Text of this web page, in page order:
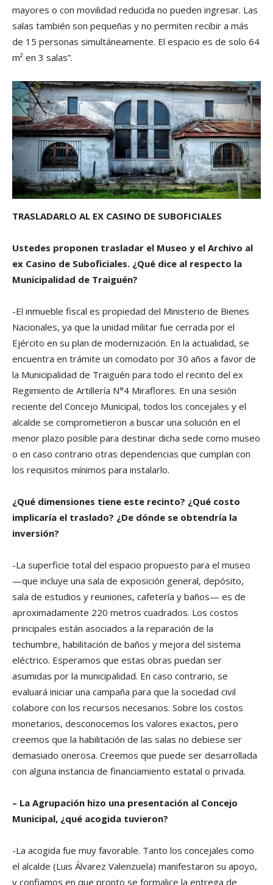
mayores o con movilidad reducida no pueden ingresar. Las
salas también son pequeñas y no permiten recibir a más
de 15 personas simultáneamente. El espacio es de solo 64
m² en 3 salas”.
TRASLADARLO AL EX CASINO DE SUBOFICIALES
Ustedes proponen trasladar el Museo y el Archivo al
ex Casino de Suboficiales. ¿Qué dice al respecto la
Municipalidad de Traiguén?
-El inmueble fiscal es propiedad del Ministerio de Bienes
Nacionales, ya que la unidad militar fue cerrada por el
Ejército en su plan de modernización. En la actualidad, se
encuentra en trámite un comodato por 30 años a favor de
la Municipalidad de Traiguén para todo el recinto del ex
Regimiento de Artillería N°4 Miraflores. En una sesión
reciente del Concejo Municipal, todos los concejales y el
alcalde se comprometieron a buscar una solución en el
menor plazo posible para destinar dicha sede como museo
o en caso contrario otras dependencias que cumplan con
los requisitos mínimos para instalarlo.
¿Qué dimensiones tiene este recinto? ¿Qué costo
implicaría el traslado? ¿De dónde se obtendría la
inversión?
-La superficie total del espacio propuesto para el museo
—que incluye una sala de exposición general, depósito,
sala de estudios y reuniones, cafetería y baños— es de
aproximadamente 220 metros cuadrados. Los costos
principales están asociados a la reparación de la
techumbre, habilitación de baños y mejora del sistema
eléctrico. Esperamos que estas obras puedan ser
asumidas por la municipalidad. En caso contrario, se
evaluará iniciar una campaña para que la sociedad civil
colabore con los recursos necesarios. Sobre los costos
monetarios, desconocemos los valores exactos, pero
creemos que la habilitación de las salas no debiese ser
demasiado onerosa. Creemos que puede ser desarrollada
con alguna instancia de financiamiento estatal o privada.
– La Agrupación hizo una presentación al Concejo
Municipal, ¿qué acogida tuvieron?
-La acogida fue muy favorable. Tanto los concejales como
el alcalde (Luis Álvarez Valenzuela) manifestaron su apoyo,
y confiamos en que pronto se formalice la entrega de